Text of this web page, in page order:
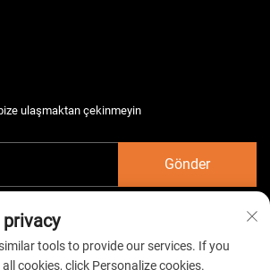
ulaşmaktan çekinmeyin
Gönder
tools to provide our services. If you
cookies, click Personalize cookies.